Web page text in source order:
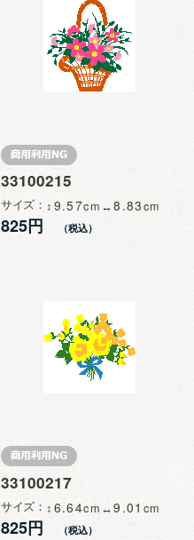
33100215
サイズ 9.57 8.83
825円
33100217
サイズ 6.64 9.01
825円